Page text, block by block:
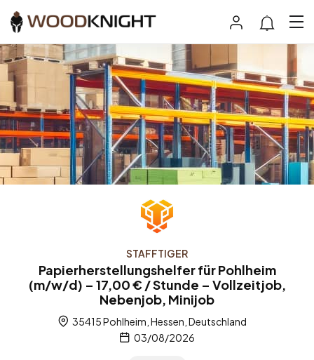
STAFFTIGER
Papierherstellungshelfer für Pohlheim
(m/w/d) – 17,00 € / Stunde – Vollzeitjob,
Nebenjob, Minijob
35415 Pohlheim, Hessen, Deutschland
03/08/2026